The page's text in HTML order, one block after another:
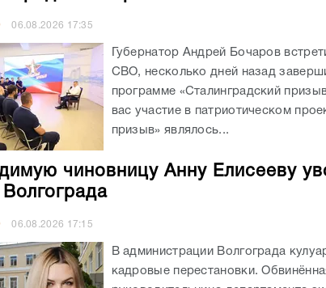
06.08.2026 17:35
Губернатор Андрей Бочаров
СВО, несколько дней назад
программе «Сталинградский
вас участие в патриотическом
призыв» являлось...
чиновницу Анну Елисееву
06.08.2026 17:15
В администрации Волгограда
кадровые перестановки.